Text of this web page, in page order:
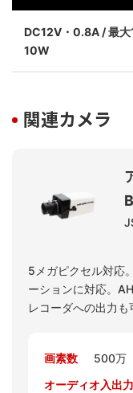
DC12V・0.8A / 最
10W
関連カメラ
5メガピクセル対応
ーションに対応。
レコーダへの出力
EC020です。
画素数
500万
オーディオ入出力